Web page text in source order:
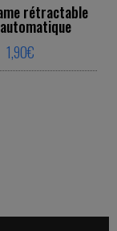
rétractable
1,90€